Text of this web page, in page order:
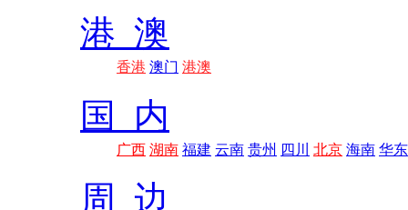
港 澳
香港 澳门 港澳
国 内
广西 湖南 福建 云南 贵州 四川 北京 海南 华东
周 边